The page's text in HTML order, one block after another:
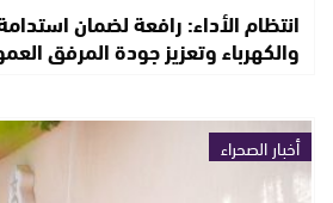
انتظام الأداء: رافعة لضمان
والكهرباء وتعزيز جودة المرفق
أخبار الصحراء